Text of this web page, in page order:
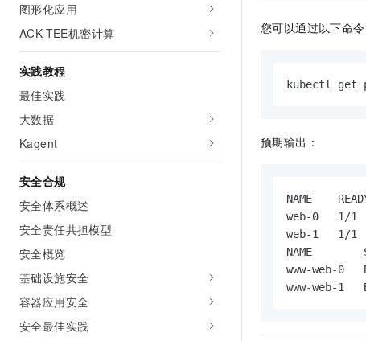
图形化应用
ACK-TEE机密计算
实践教程
最佳实践
大数据
Kagent
安全合规
安全体系概述
安全责任共担模型
安全概览
基础设施安全
容器应用安全
安全最佳实践
您可以通过以下命
kubectl get
预期输出：
NAME
web-0   1/
web-1   1/
NAME
www-web-
www-web-